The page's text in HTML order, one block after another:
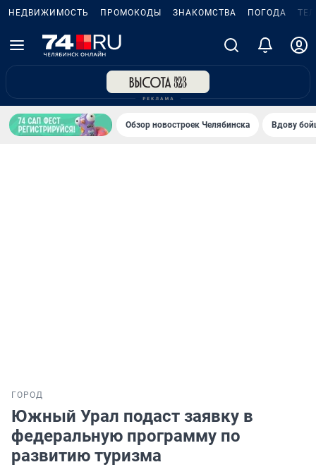
НЕДВИЖИМОСТЬ ПРОМОКОДЫ ЗНАКОМСТВА ПОГОДА
Обзор новостроек Челябинска Вдову
ГОРОД
Южный Урал подаст заявку в
федеральную программу по
развитию туризма